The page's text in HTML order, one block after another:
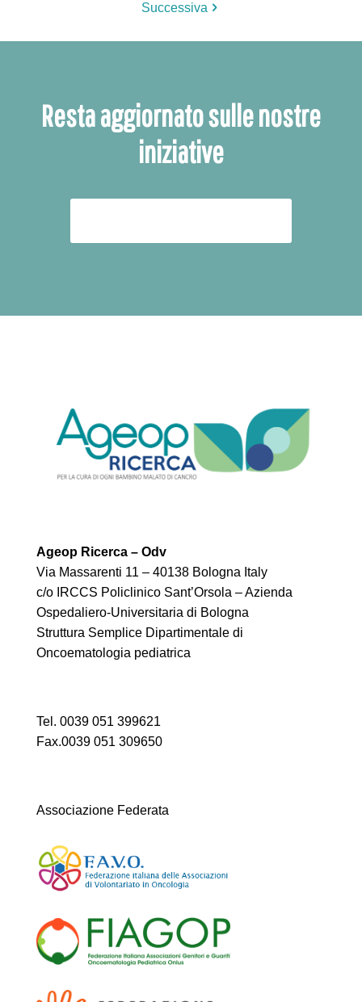
Successiva
Resta aggiornato sulle nostre
iniziative
Ageop Ricerca – Odv
Via Massarenti 11 – 40138 Bologna Italy
c/o IRCCS Policlinico Sant’Orsola – Azienda
Ospedaliero-Universitaria di Bologna
Struttura Semplice Dipartimentale di
Oncoematologia pediatrica
Tel. 0039 051 399621
Fax.0039 051 309650
Associazione Federata